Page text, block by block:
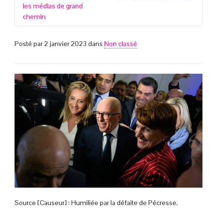
les médias de grand
chemin
Posté par2 janvier 2023 dans Non classé
Source [Causeur] : Humiliée par la défaite de Pécresse,